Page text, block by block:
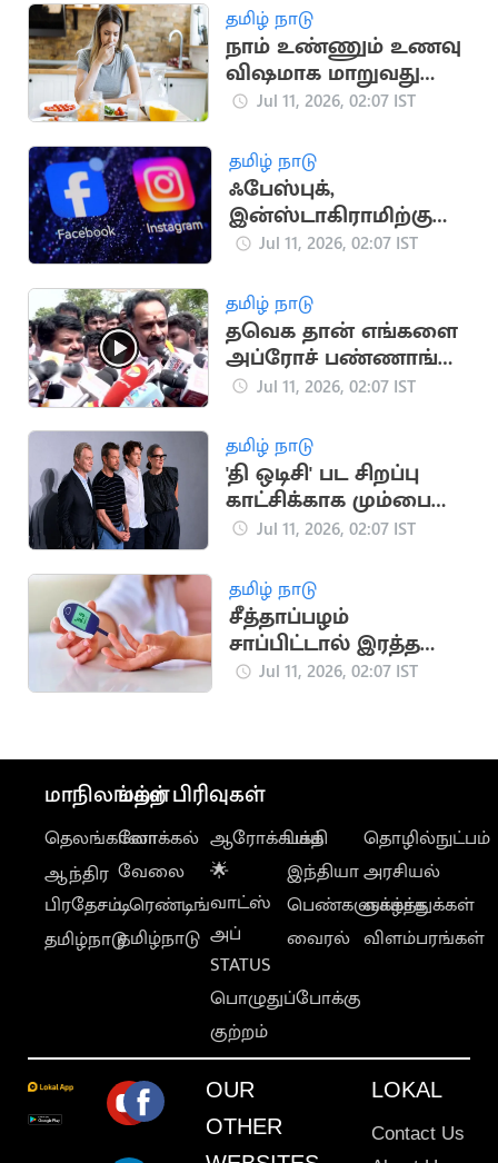
தமிழ் நாடு
நாம் உண்ணும் உணவு
விஷமாக மாறுவது
ஏன்? அதிர்ச்சித்
Jul 11, 2026, 02:07 IST
தமிழ் நாடு
ஃபேஸ்புக்,
இன்ஸ்டாகிராமிற்கு
ஐரோப்பிய ஒன்றியம்
Jul 11, 2026, 02:07 IST
தமிழ் நாடு
தவெக தான் எங்களை
அப்ரோச் பண்ணாங்க..
M.R.விஜயபாஸ்கர்
Jul 11, 2026, 02:07 IST
தமிழ் நாடு
'தி ஒடிசி' பட சிறப்பு
காட்சிக்காக மும்பை
வந்த நோலன்
Jul 11, 2026, 02:07 IST
தமிழ் நாடு
சீத்தாப்பழம்
சாப்பிட்டால் இரத்த
சர்க்கரை அளவு
Jul 11, 2026, 02:07 IST
மாநிலங்கள்
தெலங்கானா
ஆந்திர
பிரதேசம்
தமிழ்நாடு
மற்ற பிரிவுகள்
லோக்கல்
வேலை
டிரெண்டிங்
தமிழ்நாடு
ஆரோக்கியம்
🌟
வாட்ஸ்
அப்
STATUS
பொழுதுப்போக்கு
குற்றம்
பக்தி
இந்தியா
பெண்களுக்காக
வைரல்
தொழில்நுட்பம்
அரசியல்
வாழ்த்துக்கள்
விளம்பரங்கள்
OUR
OTHER
LOKAL
Contact Us